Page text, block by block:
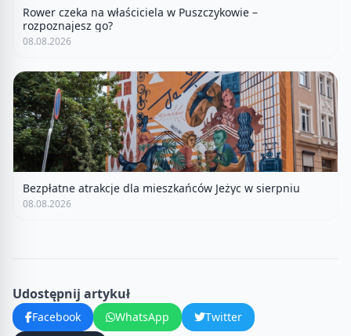
Rower czeka na właściciela w Puszczykowie –
rozpoznajesz go?
08.08.2026
Bezpłatne atrakcje dla mieszkańców Jeżyc w sierpniu
08.08.2026
Udostępnij artykuł
Facebook WhatsApp
Twitter